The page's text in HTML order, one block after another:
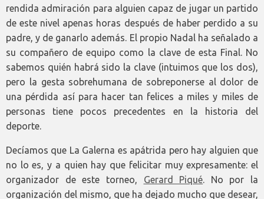
rendida admiración para alguien capaz de jugar un partido
de este nivel apenas horas después de haber perdido a su
padre, y de ganarlo además. El propio Nadal ha señalado a
su compañero de equipo como la clave de esta Final. No
sabemos quién habrá sido la clave (intuimos que los dos),
pero la gesta sobrehumana de sobreponerse al dolor de
una pérdida así para hacer tan felices a miles y miles de
personas tiene pocos precedentes en la historia del
deporte.
Decíamos que La Galerna es apátrida pero hay alguien que
no lo es, y a quien hay que felicitar muy expresamente: el
organizador de este torneo, Gerard Piqué. No por la
organización del mismo, que ha dejado mucho que desear,